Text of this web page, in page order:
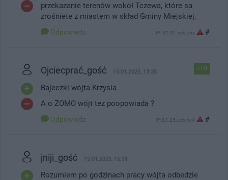
przekazanie terenów wokół Tczewa, które sa
zrośniete z miastem w skład Gminy Miejskiej.
Odpowiedz IP: 37.31.xx6.xxx #
+10
Ojciecprać_gość 15.01.2025, 13:28
Bajeczki wójta Krzysia
A o ZOMO wójt też poopowiada ?
Odpowiedz IP: 83.25.xx6.xx4 #
jniji_gość 15.01.2025, 15:31
Rozumiem po godzinach pracy wójta odbedzie